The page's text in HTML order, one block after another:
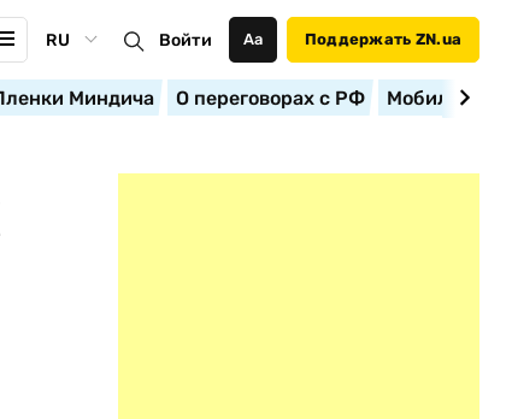
RU Войти Аа Поддержать ZN.ua
Миндича О переговорах с РФ